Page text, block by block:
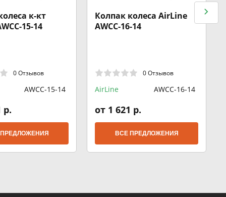
к-кт
15-14
0 Отзывов
AWCC-15-14
р.
Колпак колеса AirLine
AWCC-16-14
0 Отзывов
AirLine AWCC-16-14
от 1 621 р.
ВСЕ ПРЕДЛОЖЕНИЯ